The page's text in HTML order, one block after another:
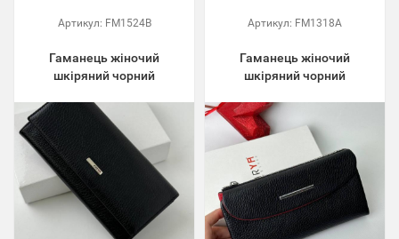
Артикул: FM1524B
Гаманець жіночий
шкіряний чорний
Артикул: FM1318A
Гаманець жіночий
шкіряний чорний